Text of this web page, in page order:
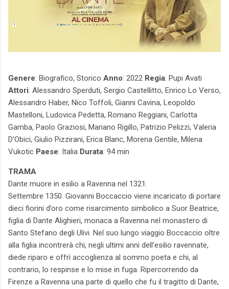
Genere: Biografico, Storico Anno: 2022 Regia: Pupi Avati
Attori: Alessandro Sperduti, Sergio Castellitto, Enrico Lo Verso,
Alessandro Haber, Nico Toffoli, Gianni Cavina, Leopoldo
Mastelloni, Ludovica Pedetta, Romano Reggiani, Carlotta
Gamba, Paolo Graziosi, Mariano Rigillo, Patrizio Pelizzi, Valeria
D'Obici, Giulio Pizzirani, Erica Blanc, Morena Gentile, Milena
Vukotic Paese: Italia Durata: 94 min
TRAMA
Dante muore in esilio a Ravenna nel 1321.
Settembre 1350. Giovanni Boccaccio viene incaricato di portare
dieci fiorini d’oro come risarcimento simbolico a Suor Beatrice,
figlia di Dante Alighieri, monaca a Ravenna nel monastero di
Santo Stefano degli Ulivi. Nel suo lungo viaggio Boccaccio oltre
alla figlia incontrerà chi, negli ultimi anni dell’esilio ravennate,
diede riparo e offrì accoglienza al sommo poeta e chi, al
contrario, lo respinse e lo mise in fuga. Ripercorrendo da
Firenze a Ravenna una parte di quello che fu il tragitto di Dante,